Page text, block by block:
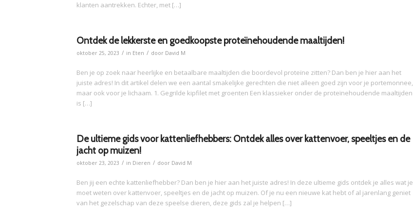
klanten aantrekken. Echter, met […]
Ontdek de lekkerste en goedkoopste proteïnehoudende maaltijden!
oktober 25, 2023 / in Eten / door David M
Ben je op zoek naar heerlijke en betaalbare maaltijden die boordevol proteïne zitten? Dan ben je hier aan het
juiste adres! In dit artikel delen we een aantal smakelijke gerechten die niet alleen goed zijn voor je portemonnee,
maar ook voor je lichaam. 1. Gegrilde kipfilet met groenten Een klassieker onder de proteïnehoudende maaltijden
is […]
De ultieme gids voor kattenliefhebbers: Ontdek alles over kattenvoer, speeltjes en de
jacht op muizen!
oktober 23, 2023 / in Dieren / door David M
Ben jij een echte kattenliefhebber? Dan ben je hier aan het juiste adres! In deze ultieme gids ontdek je alles wat je
moet weten over kattenvoer, speeltjes en de jacht op muizen. Of je nu een nieuwe kat hebt of al jarenlang geniet
van het gezelschap van deze speelse dieren, deze gids zal je helpen […]